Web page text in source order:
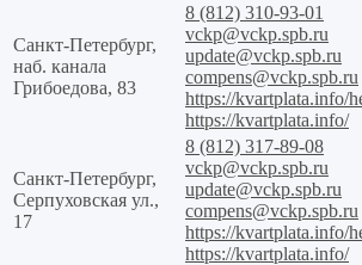
Санкт-Петербург,
наб. канала
Грибоедова, 83
8 (812) 310-93-01
vckp@vckp.spb.ru
update@vckp.spb.ru
compens@vckp.spb.ru
https://kvartplata.info/
https://kvartplata.info/
Санкт-Петербург,
Серпуховская ул.,
17
8 (812) 317-89-08
vckp@vckp.spb.ru
update@vckp.spb.ru
compens@vckp.spb.ru
https://kvartplata.info/
https://kvartplata.info/